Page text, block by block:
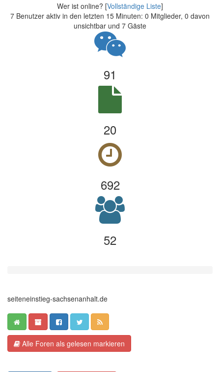
Wer ist online? [Vollständige Liste]
7 Benutzer aktiv in den letzten 15 Minuten: 0 Mitglieder, 0 davon
unsichtbar und 7 Gäste
91
20
692
52
seiteneinstieg-sachsenanhalt.de
Alle Foren als gelesen markieren